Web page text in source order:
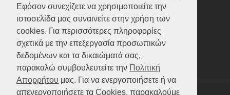
Εφόσον συνεχίζετε να χρησιμοποιείτε την
ιστοσελίδα μας συναινείτε στην χρήση των
cookies. Για περισσότερες πληροφορίες
σχετικά με την επεξεργασία προσωπικών
δεδομένων και τα δικαιώματά σας,
παρακαλώ συμβουλευτείτε την Πολιτική
Απορρήτου μας. Για να ενεργοποιήσετε ή να
απενεργοποιήσετε τα Cookies, παρακαλούμε
Test ride
Επικοινωνία
Service
Κατάλογος
FAQ